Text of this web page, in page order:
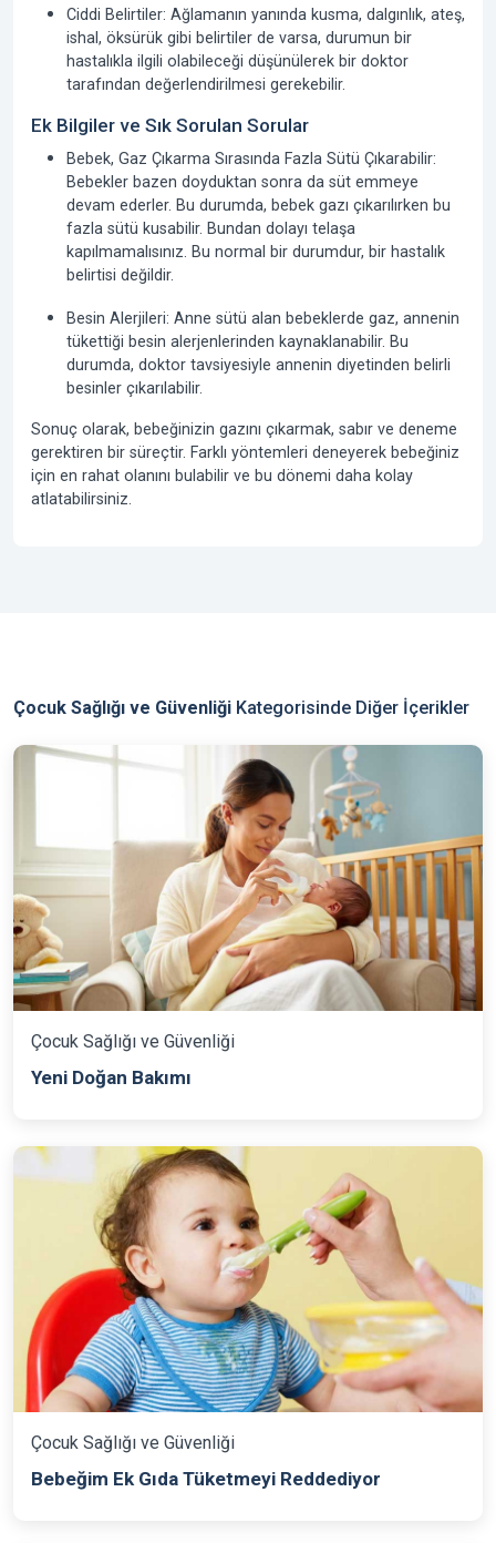
Ciddi Belirtiler: Ağlamanın yanında kusma, dalgınlık, ateş,
ishal, öksürük gibi belirtiler de varsa, durumun bir
hastalıkla ilgili olabileceği düşünülerek bir doktor
tarafından değerlendirilmesi gerekebilir.
Ek Bilgiler ve Sık Sorulan Sorular
Bebek, Gaz Çıkarma Sırasında Fazla Sütü Çıkarabilir:
Bebekler bazen doyduktan sonra da süt emmeye
devam ederler. Bu durumda, bebek gazı çıkarılırken bu
fazla sütü kusabilir. Bundan dolayı telaşa
kapılmamalısınız. Bu normal bir durumdur, bir hastalık
belirtisi değildir.
Besin Alerjileri: Anne sütü alan bebeklerde gaz, annenin
tükettiği besin alerjenlerinden kaynaklanabilir. Bu
durumda, doktor tavsiyesiyle annenin diyetinden belirli
besinler çıkarılabilir.
Sonuç olarak, bebeğinizin gazını çıkarmak, sabır ve deneme
gerektiren bir süreçtir. Farklı yöntemleri deneyerek bebeğiniz
için en rahat olanını bulabilir ve bu dönemi daha kolay
atlatabilirsiniz.
Çocuk Sağlığı ve Güvenliği Kategorisinde Diğer İçerikler
Çocuk Sağlığı ve Güvenliği
Yeni Doğan Bakımı
Çocuk Sağlığı ve Güvenliği
Bebeğim Ek Gıda Tüketmeyi Reddediyor